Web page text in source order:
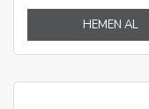
HEMEN AL